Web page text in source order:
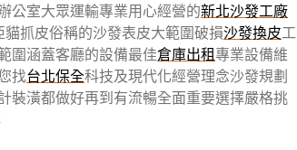
公室大眾運輸專業用心經營的新北沙發工廠
抓皮俗稱的沙發表皮大範圍破損沙發換皮工
圍涵蓋客廳的設備最佳倉庫出租專業設備維
找台北保全科技及現代化經營理念沙發規劃
裝潢都做好再到有流暢全面重要選擇嚴格挑